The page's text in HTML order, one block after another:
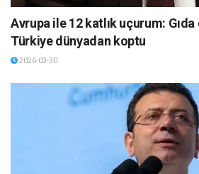
Avrupa ile 12 katlık uçurum:
Türkiye dünyadan koptu
2026-03-30